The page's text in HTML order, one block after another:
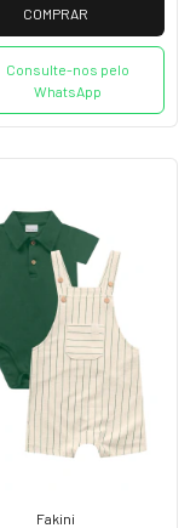
COMPRAR
Consulte-nos pelo
WhatsApp
Fakini